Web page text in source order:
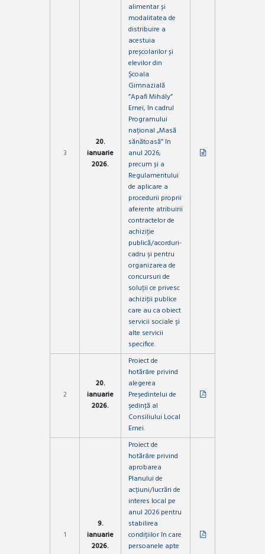
3
20.
ianuarie
2026.
alimentar și
modalitatea de
distribuire a
acestuia
preșcolarilor și
elevilor din
Școala
Gimnazială
”Apafi Mihály”
Ernei, în cadrul
Programului
național „Masă
sănătoasă” în
anul 2026,
precum și a
Regulamentului
de aplicare a
procedurii proprii
aferente atribuirii
contractelor de
achiziţie
publică/acorduri-
cadru şi pentru
organizarea de
concursuri de
soluţii ce privesc
achiziţii publice
care au ca obiect
servicii sociale şi
alte servicii
specifice.
2
20.
ianuarie
2026.
Proiect de
hotărâre privind
alegerea
Preşedintelui de
şedinţă al
Consiliului Local
Ernei.
1
9.
ianuarie
2026.
Proiect de
hotărâre privind
aprobarea
Planului de
acțiuni/lucrări de
interes local pe
anul 2026 pentru
stabilirea
condițiilor în care
persoanele apte